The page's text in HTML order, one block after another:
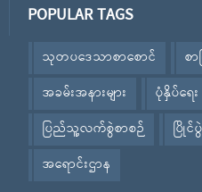
POPULAR TAGS
သုတပဒေသာစာစောင် စ
အခမ်းအနားများ
ပုံနှိပ်ရေး
ပြည်သူ့လက်စွဲစာစဉ်
ပြိုင်ပွဲ
အရောင်းဌာန